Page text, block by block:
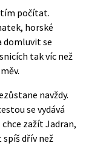
tím počítat.
horské
domluvit se
tak víc než
navždy.
se vydává
zažít Jadran,
dřív než